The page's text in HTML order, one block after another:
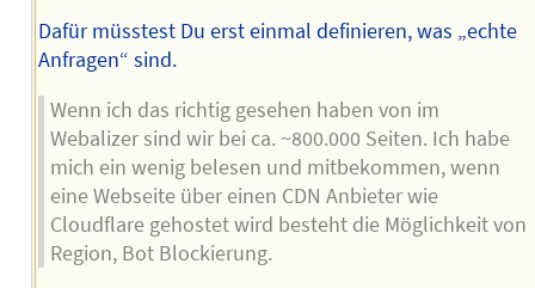
Dafür müsstest Du erst einmal definieren, was „echte
Anfragen“ sind.
Wenn ich das richtig gesehen haben von im
Webalizer sind wir bei ca. ~800.000 Seiten. Ich habe
mich ein wenig belesen und mitbekommen, wenn
eine Webseite über einen CDN Anbieter wie
Cloudflare gehostet wird besteht die Möglichkeit von
Region, Bot Blockierung.